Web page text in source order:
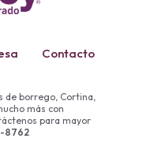
Contacto
de borrego, Cortina,
más con
para mayor
8762